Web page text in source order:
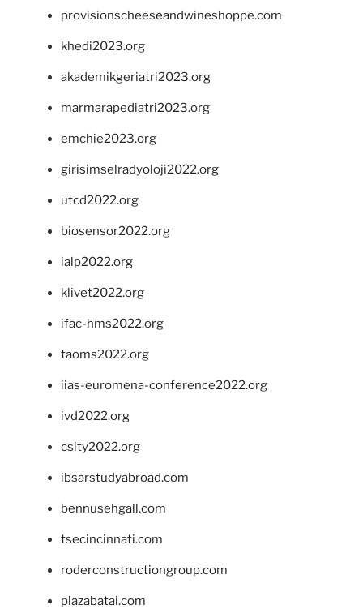
provisionscheeseandwineshoppe.com
khedi2023.org
akademikgeriatri2023.org
marmarapediatri2023.org
emchie2023.org
girisimselradyoloji2022.org
utcd2022.org
biosensor2022.org
ialp2022.org
klivet2022.org
ifac-hms2022.org
taoms2022.org
iias-euromena-conference2022.org
ivd2022.org
csity2022.org
ibsarstudyabroad.com
bennusehgall.com
tsecincinnati.com
roderconstructiongroup.com
plazabatai.com